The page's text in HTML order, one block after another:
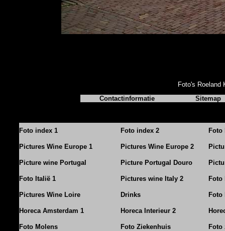
Foto's Roeland
Contactinformatie
Sitemap
Foto index 1 Foto index 2 Foto
Pictures Wine Europe 1 Pictures Wine Europe 2
Picture wine Portugal Picture Portugal Douro
Foto Italië 1 Pictures wine Italy 2 Foto
Pictures Wine Loire Drinks Foto
Horeca Amsterdam 1 Horeca Interieur 2
Foto Molens Foto Ziekenhuis Foto